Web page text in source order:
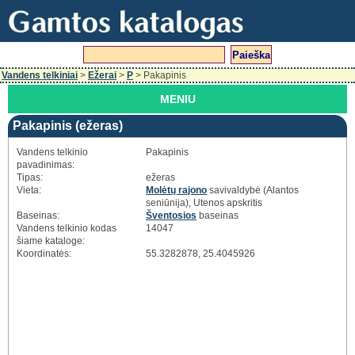
Vandens telkiniai > Ežerai > P > Pakapinis
MENIU
Pakapinis (ežeras)
Vandens telkinio
pavadinimas:
Pakapinis
Tipas:
ežeras
Vieta:
Molėtų rajono savivaldybė (Alantos
seniūnija), Utenos apskritis
Baseinas:
Šventosios baseinas
Vandens telkinio kodas
šiame kataloge:
14047
Koordinatės: 55.3282878, 25.4045926